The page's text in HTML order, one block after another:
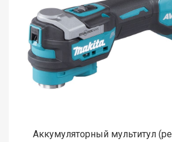
Аккумуляторный мультитул